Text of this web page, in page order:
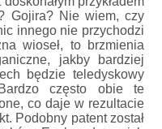
Gojira? Nie wiem, czy
innego nie przychodzi
wioseł, to brzmienia
jakby bardziej
będzie teledyskowy
często obie te
co daje w rezultacie
Podobny patent został